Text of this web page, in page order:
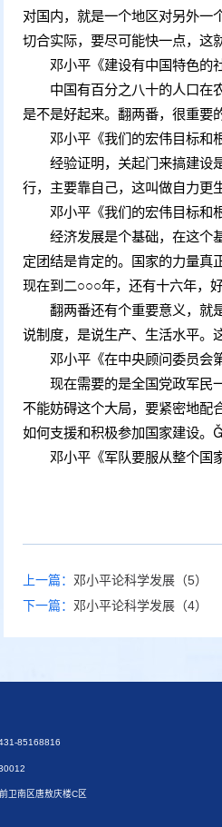
对国内，就是一个地区对另外一
切合实际，要尽可能快一点，这
邓小平《建设有中国特色的
中国有百分之八十的人口在农
是不是好起来。翻两番，很重要
邓小平《我们的宏伟目标和
经验证明，关起门来搞建设是
行，主要靠自己，这叫做自力更生
邓小平《我们的宏伟目标和
经济发展是个基础，在这个基
定团结是肯定的。国家的力量真
现在到二○○○年，还有十六年，
翻两番还有个重要意义，就是
说制度，是说生产、生活水平。
邓小平《在中央顾问委员会
现在需要的是全国党政军民一
不能妨碍这个大局，要紧密地配
如何支援和积极参加国家建设。 
邓小平《军队要服从整个国
上一篇： 邓小平论科学发展（5）
下一篇： 邓小平论科学发展（4）
85168816
卫南区唐敖庆楼C区